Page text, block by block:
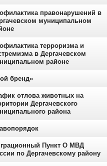
правонарушений в
муниципальном
терроризма и
в Дергачевском
районе
бренд»
отлова животных на
Дергачевского
района
Пункт О МВД
по Дергачевскому району